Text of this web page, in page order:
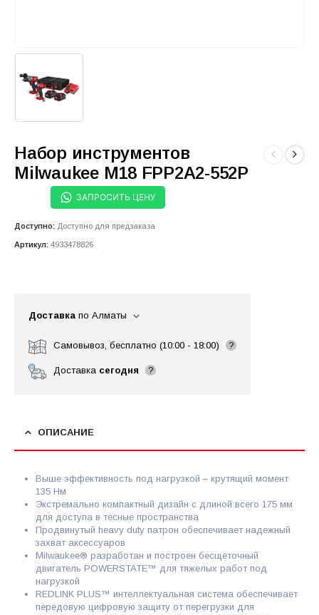
Набор инструментов
Milwaukee M18 FPP2A2-552P
ЗАПРОСИТЬ ЦЕНУ
Доступно: Доступно для предзаказа
Артикул: 4933478826
Доставка по Алматы
Самовывоз, бесплатно (10:00 - 18:00) ?
Доставка сегодня ?
ОПИСАНИЕ
Выше эффективность под нагрузкой – крутящий момент
135 Нм
Экстремально компактный дизайн с длиной всего 175 мм
для доступа в тесные пространства
Продвинутый heavy duty патрон обеспечивает надежный
захват аксессуаров
Milwaukee® разработан и построен бесщеточный
двигатель POWERSTATE™ для тяжелых работ под
нагрузкой
REDLINK PLUS™ интеллектуальная система обеспечивает
передовую цифровую защиту от перегрузки для